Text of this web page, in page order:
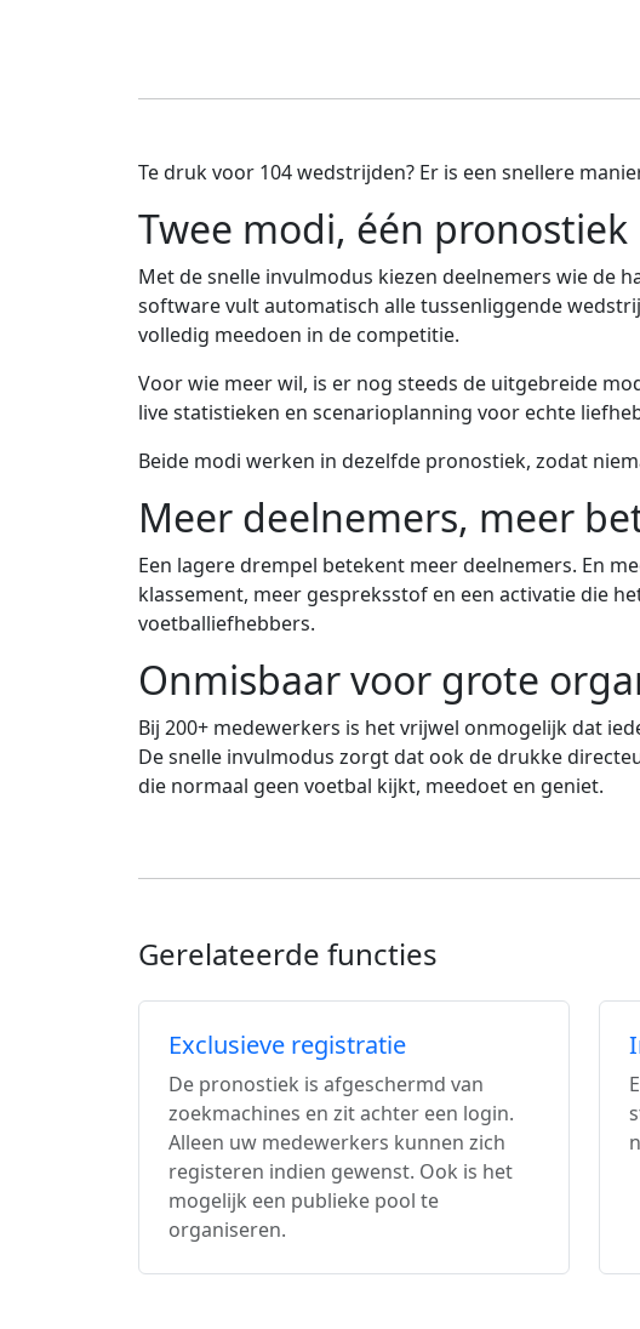
Te druk voor 104 wedstrijden? Er is een snellere
Twee modi, één pronostiek
Met de snelle invulmodus kiezen deelnemers wie de
software vult automatisch alle tussenliggende
volledig meedoen in de competitie.
Voor wie meer wil, is er nog steeds de uitgebreide
live statistieken en scenarioplanning voor echte
Beide modi werken in dezelfde pronostiek, zodat
Meer deelnemers, meer
Een lagere drempel betekent meer deelnemers. En
klassement, meer gespreksstof en een activatie die
voetballiefhebbers.
Onmisbaar voor grote
Bij 200+ medewerkers is het vrijwel onmogelijk dat
De snelle invulmodus zorgt dat ook de drukke
die normaal geen voetbal kijkt, meedoet en geniet.
Gerelateerde functies
Exclusieve registratie
De pronostiek is afgeschermd van
zoekmachines en zit achter een login.
Alleen uw medewerkers kunnen zich
registeren indien gewenst. Ook is het
mogelijk een publieke pool te
organiseren.